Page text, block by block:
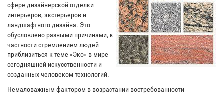
сфере дизайнерской отделки
интерьеров, экстерьеров и
ландшафтного дизайна. Это
обусловлено разными причинами, в
частности стремлением людей
приблизиться к теме «Эко» в мире
сегодняшней искусственности и
созданных человеком технологий.
Немаловажным фактором в возрастании востребованности